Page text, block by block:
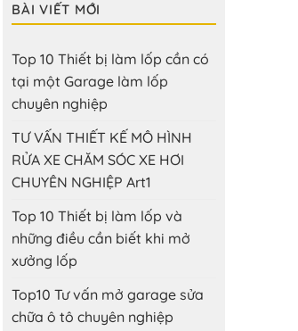
BÀI VIẾT MỚI
Top 10 Thiết bị làm lốp cần có
tại một Garage làm lốp
chuyên nghiệp
TƯ VẤN THIẾT KẾ MÔ HÌNH
RỬA XE CHĂM SÓC XE HƠI
CHUYÊN NGHIỆP Art1
Top 10 Thiết bị làm lốp và
những điều cần biết khi mở
xưởng lốp
Top10 Tư vấn mở garage sửa
chữa ô tô chuyên nghiệp